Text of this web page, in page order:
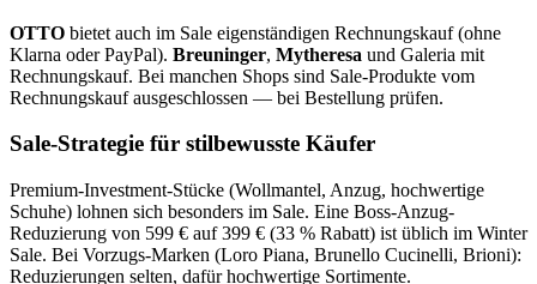
OTTO bietet auch im Sale eigenständigen Rechnungskauf (ohne
Klarna oder PayPal). Breuninger, Mytheresa und Galeria mit
Rechnungskauf. Bei manchen Shops sind Sale-Produkte vom
Rechnungskauf ausgeschlossen — bei Bestellung prüfen.
Sale-Strategie für stilbewusste Käufer
Premium-Investment-Stücke (Wollmantel, Anzug, hochwertige
Schuhe) lohnen sich besonders im Sale. Eine Boss-Anzug-
Reduzierung von 599 € auf 399 € (33 % Rabatt) ist üblich im Winter
Sale. Bei Vorzugs-Marken (Loro Piana, Brunello Cucinelli, Brioni):
Reduzierungen selten, dafür hochwertige Sortimente.